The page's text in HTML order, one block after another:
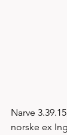
Narve
norske ex